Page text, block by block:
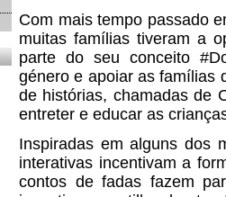
Com mais tempo passado
muitas famílias tiveram a
parte do seu conceito
género e apoiar as famílias
de histórias, chamadas de
entreter e educar as
Inspiradas em alguns dos
interativas incentivam a
contos de fadas fazem